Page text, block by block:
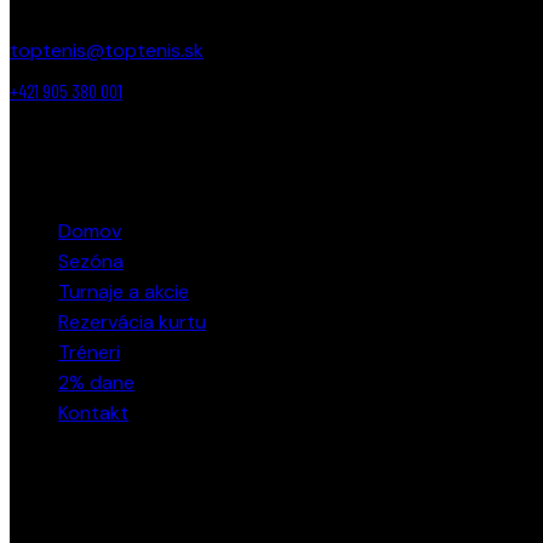
toptenis@toptenis.sk
+421 905 380 001
Domov
Sezóna
Turnaje a akcie
Rezervácia kurtu
Tréneri
2% dane
Kontakt